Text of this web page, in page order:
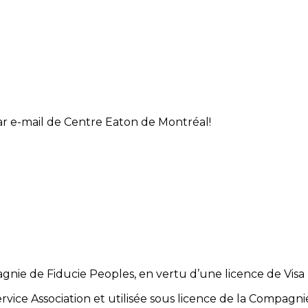
e-mail de Centre Eaton de Montréal!
de Fiducie Peoples, en vertu d’une licence de Visa
Association et utilisée sous licence de la